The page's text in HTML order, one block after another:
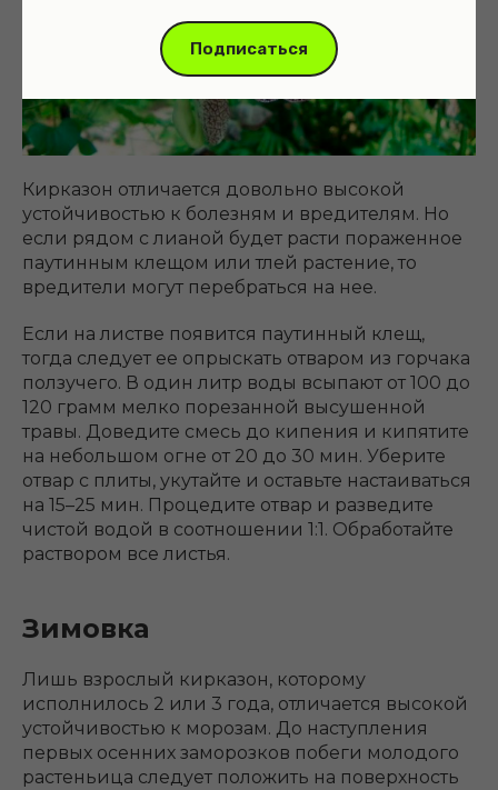
Подписаться
Кирказон отличается довольно высокой
устойчивостью к болезням и вредителям. Но
если рядом с лианой будет расти пораженное
паутинным клещом или тлей растение, то
вредители могут перебраться на нее.
Если на листве появится паутинный клещ,
тогда следует ее опрыскать отваром из горчака
ползучего. В один литр воды всыпают от 100 до
120 грамм мелко порезанной высушенной
травы. Доведите смесь до кипения и кипятите
на небольшом огне от 20 до 30 мин. Уберите
отвар с плиты, укутайте и оставьте настаиваться
на 15–25 мин. Процедите отвар и разведите
чистой водой в соотношении 1:1. Обработайте
раствором все листья.
Зимовка
Лишь взрослый кирказон, которому
исполнилось 2 или 3 года, отличается высокой
устойчивостью к морозам. До наступления
первых осенних заморозков побеги молодого
растеньица следует положить на поверхность